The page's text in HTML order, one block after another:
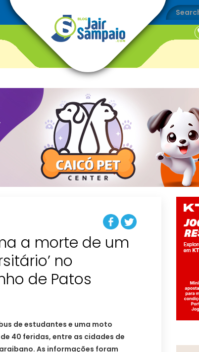
a morte de um
no
de Patos
de estudantes e uma moto
40 feridas, entre as cidades de
As informações foram